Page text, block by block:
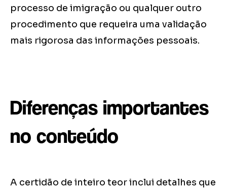
processo de imigração ou qualquer outro
procedimento que requeira uma validação
mais rigorosa das informações pessoais.
Diferenças importantes
no conteúdo
A certidão de inteiro teor inclui detalhes que